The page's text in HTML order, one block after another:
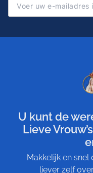
U kunt de
Lieve
Makkelijk en snel
liever zelf